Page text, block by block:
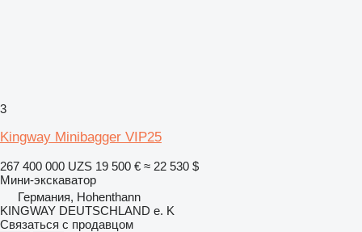
3
Kingway Minibagger VIP25
267 400 000 UZS 19 500 € ≈ 22 530 $
Мини-экскаватор
Германия, Hohenthann
KINGWAY DEUTSCHLAND e. K
Связаться с продавцом